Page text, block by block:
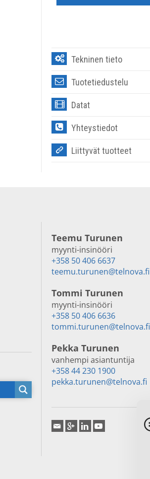
Tekninen tieto
Tuotetiedustelu
Datat
Yhteystiedot
Liittyvät tuotteet
Teemu Turunen
myynti-insinööri
+358 50 406 6637
teemu.turunen@telnova.fi
Tommi Turunen
myynti-insinööri
+358 50 406 6636
tommi.turunen@telnova.fi
Pekka Turunen
vanhempi asiantuntija
+358 44 230 1900
pekka.turunen@telnova.fi